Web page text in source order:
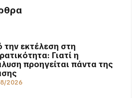
την εκτέλεση στη
Γιατί η
προηγείται πάντα της
2026